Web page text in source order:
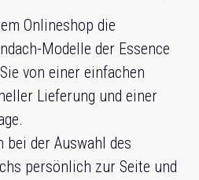
Onlineshop die
Modelle der Essence
von einer einfachen
Lieferung und einer
bei der Auswahl des
persönlich zur Seite und